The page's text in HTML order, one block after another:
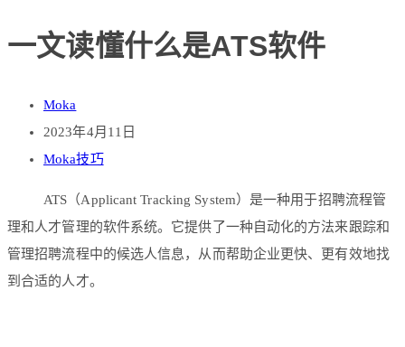
一文读懂什么是ATS软件
Moka
2023年4月11日
Moka技巧
ATS（Applicant Tracking System）是一种用于招聘流程管
理和人才管理的软件系统。它提供了一种自动化的方法来跟踪和
管理招聘流程中的候选人信息，从而帮助企业更快、更有效地找
到合适的人才。